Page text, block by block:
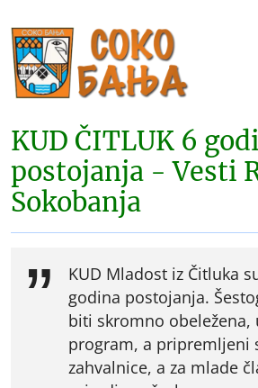
KUD ČITLUK 6
postojanja - Vesti
Sokobanja
KUD Mladost iz Čitluka
godina postojanja.
biti skromno obeležena,
program, a pripremljeni
zahvalnice, a za mlade